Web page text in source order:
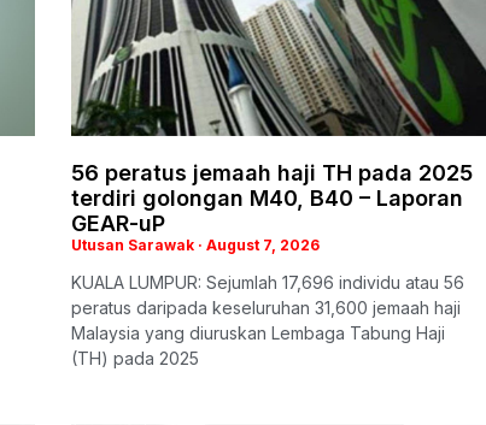
56 peratus jemaah haji TH pada 2025
terdiri golongan M40, B40 – Laporan
GEAR-uP
Utusan Sarawak August 7, 2026
KUALA LUMPUR: Sejumlah 17,696 individu atau 56
peratus daripada keseluruhan 31,600 jemaah haji
Malaysia yang diuruskan Lembaga Tabung Haji
(TH) pada 2025